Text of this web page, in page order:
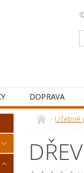
DOPRAVA
Učebné